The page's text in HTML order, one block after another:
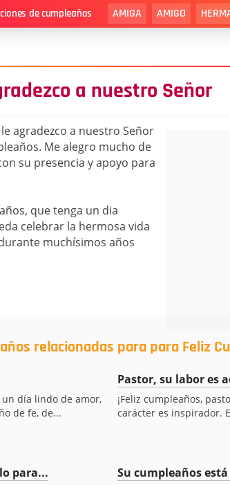
de cumpleaños AMIGA AMIGO
a nuestro Señor
agradezco a nuestro Señor
Me alegro mucho de
su presencia y apoyo para
que tenga un dia
celebrar la hermosa vida
muchísimos años
relacionadas para para Feliz
día lindo de amor,
de fe, de...
Pastor, su labor es
¡Feliz cumpleaños,
carácter es inspirador.
para... Su cumpleaños